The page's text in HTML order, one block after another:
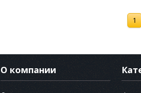
1
О компании